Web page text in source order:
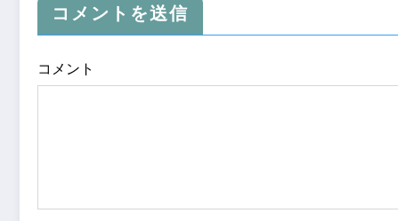
コメントを送信
コメント